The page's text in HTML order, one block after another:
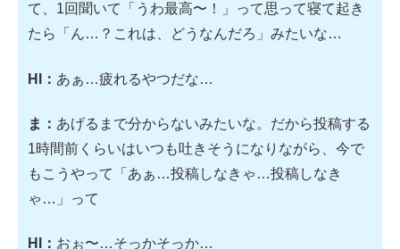
て、1回聞いて「うわ最高〜！」って思って寝て起き
たら「ん…？これは、どうなんだろ」みたいな…
HI： あぁ…疲れるやつだな…
ま： あげるまで分からないみたいな。だから投稿する
1時間前くらいはいつも吐きそうになりながら、今で
もこうやって「あぁ…投稿しなきゃ…投稿しなき
ゃ…」って
HI： おぉ〜…そっかそっか…